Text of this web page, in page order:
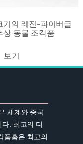
기의 레진-파이버글
상 동물 조각품
보기
세계와 중국
. 최고의 디
품홈은 최고의